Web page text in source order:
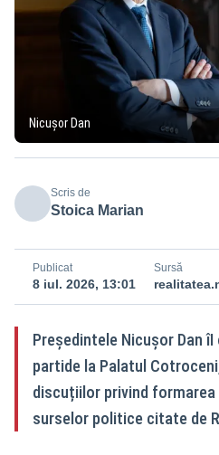
Nicușor Dan
Scris de
Stoica Marian
Publicat
8 iul. 2026, 13:01
Sursă
Președintele Nicușor Dan
partide la Palatul
discuțiilor privind
surselor politice citate de